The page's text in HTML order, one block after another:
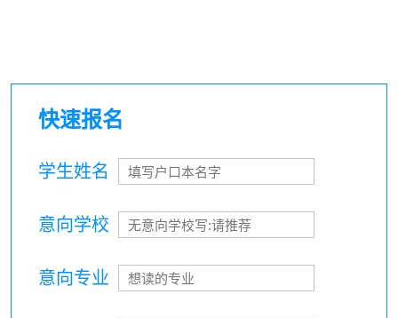
快速报名
学生姓名
意向学校
意向专业